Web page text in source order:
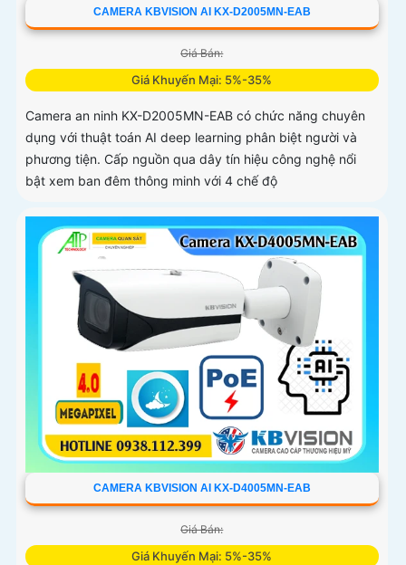
CAMERA KBVISION AI KX-D2005MN-EAB
Giá Bán:
Giá Khuyến Mại: 5%-35%
Camera an ninh KX-D2005MN-EAB có chức năng chuyên
dụng với thuật toán AI deep learning phân biệt người và
phương tiện. Cấp nguồn qua dây tín hiệu công nghệ nổi
bật xem ban đêm thông minh với 4 chế độ
CAMERA KBVISION AI KX-D4005MN-EAB
Giá Bán:
Giá Khuyến Mại: 5%-35%